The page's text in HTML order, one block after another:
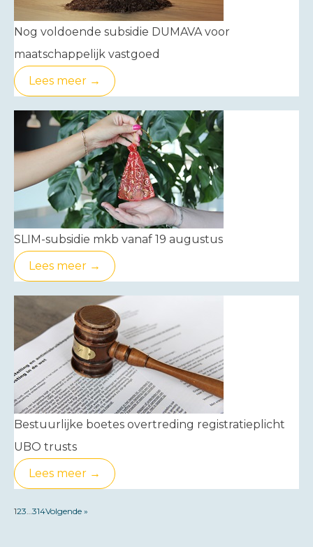
Nog voldoende subsidie DUMAVA voor
maatschappelijk vastgoed
Lees meer →
SLIM-subsidie mkb vanaf 19 augustus
Lees meer →
Bestuurlijke boetes overtreding registratieplicht
UBO trusts
Lees meer →
123 314Volgende »